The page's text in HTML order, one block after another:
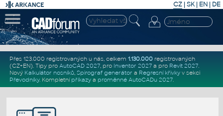
CZ | SK| EN | DE
Přes 123.000 registrovaných u nás, celkem 1.130.000registrovaných
(CZ+EN). Tipy pro AutoCAD 2027, pro Inventor 2027a pro Revit 2027.
Nový Kalkulátor nosníků, Spirograf generátor a Regresní křivkyv sekci
Převodníky. Kompletní příkazya proměnné AutoCADu 2027.